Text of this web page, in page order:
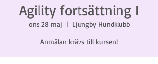
Agility fortsättning I
ons 28 maj
  |
Ljungby Hundklubb
Anmälan krävs till kursen!